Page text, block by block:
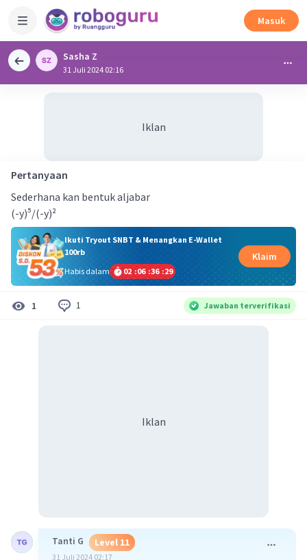
Masuk
Sasha Z
31 Juli 2024 02:16
Iklan
Pertanyaan
Sederhana kan bentuk aljabar
(-y)⁵/(-y)²
Ikuti Tryout SNBT & Menangkan E-Wallet
100rb
Habis dalam
02 :06 :36 :29
Klaim
1 1 Jawaban terverifikasi
Iklan
Tanti G Level 11
31 Juli 2024 02:17